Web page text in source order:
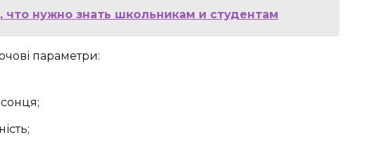
что нужно знать школьникам и студентам
параметри: